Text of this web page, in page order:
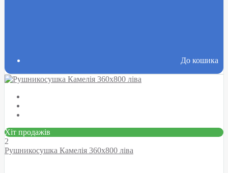
До кошика
Хіт продажів
2
Рушникосушка Камелія 360х800 ліва